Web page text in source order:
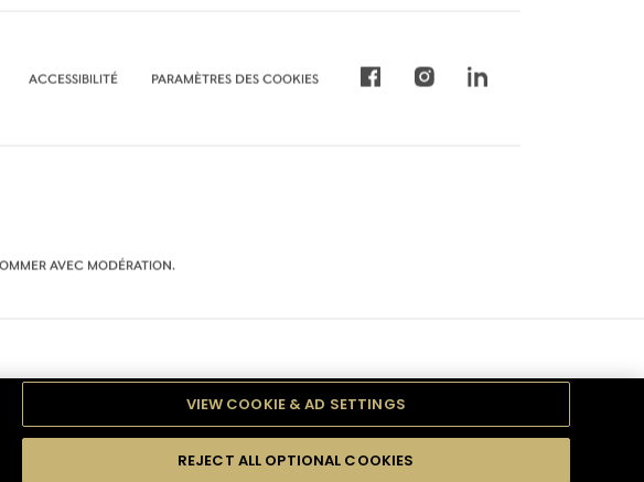
ACCESSIBILITÉ PARAMÈTRES DES COOKIES
AVEC MODÉRATION.
VIEW COOKIE & AD SETTINGS
REJECT ALL OPTIONAL COOKIES